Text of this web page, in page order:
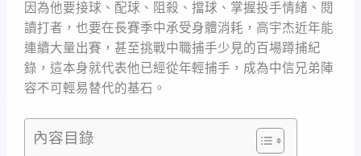
因為他要接球、配球、阻殺、擋球、掌握投手情緒、閱
讀打者，也要在長賽季中承受身體消耗，高宇杰近年能
連續大量出賽，甚至挑戰中職捕手少見的百場蹲捕紀
錄，這本身就代表他已經從年輕捕手，成為中信兄弟陣
容不可輕易替代的基石。
內容目錄